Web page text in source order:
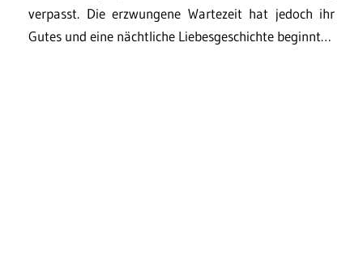
verpasst. Die erzwungene Wartezeit hat jedoch ihr
Gutes und eine nächtliche Liebesgeschichte beginnt…